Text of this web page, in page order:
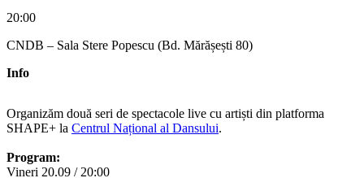
20:00
CNDB – Sala Stere Popescu (Bd. Mărășești 80)
Info
Organizăm două seri de spectacole live cu artiști din platforma
SHAPE+ la Centrul Național al Dansului.
Program:
Vineri 20.09 / 20:00